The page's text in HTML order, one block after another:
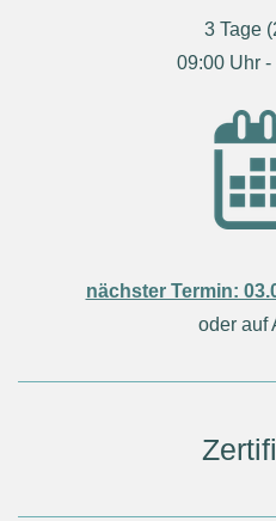
3 Tage
09:00 Uhr
nächster Termin:
oder auf